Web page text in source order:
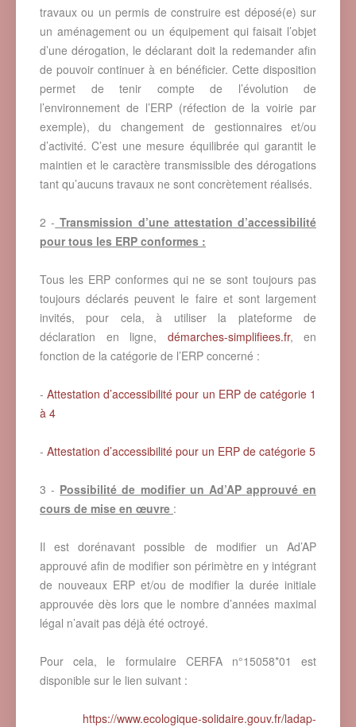
travaux ou un permis de construire est déposé(e) sur
un aménagement ou un équipement qui faisait l’objet
d’une dérogation, le déclarant doit la redemander afin
de pouvoir continuer à en bénéficier. Cette disposition
permet de tenir compte de l’évolution de
l’environnement de l’ERP (réfection de la voirie par
exemple), du changement de gestionnaires et/ou
d’activité. C’est une mesure équilibrée qui garantit le
maintien et le caractère transmissible des dérogations
tant qu’aucuns travaux ne sont concrètement réalisés.
2 - Transmission d’une attestation d’accessibilité
pour tous les ERP conformes :
Tous les ERP conformes qui ne se sont toujours pas
toujours déclarés peuvent le faire et sont largement
invités, pour cela, à utiliser la plateforme de
déclaration en ligne, démarches-simplifiees.fr, en
fonction de la catégorie de l’ERP concerné :
-Attestation d’accessibilité pour un ERP de catégorie 1
à 4
- Attestation d’accessibilité pour un ERP de catégorie 5
3 - Possibilité de modifier un Ad’AP approuvé en
cours de mise en œuvre :
Il est dorénavant possible de modifier un Ad’AP
approuvé afin de modifier son périmètre en y intégrant
de nouveaux ERP et/ou de modifier la durée initiale
approuvée dès lors que le nombre d’années maximal
légal n’avait pas déjà été octroyé.
Pour cela, le formulaire CERFA n°15058*01 est
disponible sur le lien suivant :
https://www.ecologique-solidaire.gouv.fr/ladap-